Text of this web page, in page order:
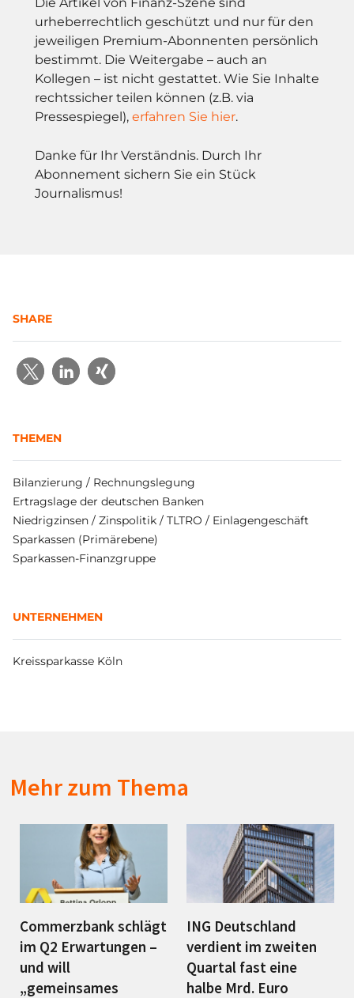
urheberrechtlich geschützt und nur für den
jeweiligen Premium-Abonnenten persönlich
bestimmt. Die Weitergabe – auch an
Kollegen – ist nicht gestattet. Wie Sie Inhalte
rechtssicher teilen können (z.B. via
Pressespiegel), erfahren Sie hier.
Danke für Ihr Verständnis. Durch Ihr
Abonnement sichern Sie ein Stück
Journalismus!
SHARE
THEMEN
Bilanzierung / Rechnungslegung
Ertragslage der deutschen Banken
Niedrigzinsen / Zinspolitik / TLTRO / Einlagengeschäft
Sparkassen (Primärebene)
Sparkassen-Finanzgruppe
UNTERNEHMEN
Kreissparkasse Köln
Mehr zum Thema
Commerzbank schlägt
im Q2 Erwartungen –
und will
„gemeinsames
ING Deutschland
verdient im zweiten
Quartal fast eine
halbe Mrd. Euro